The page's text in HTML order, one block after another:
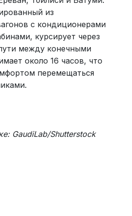
из
с кондиционерами
курсирует через
между конечными
около 16 часов, что
перемещаться
GaudiLab/Shutterstock